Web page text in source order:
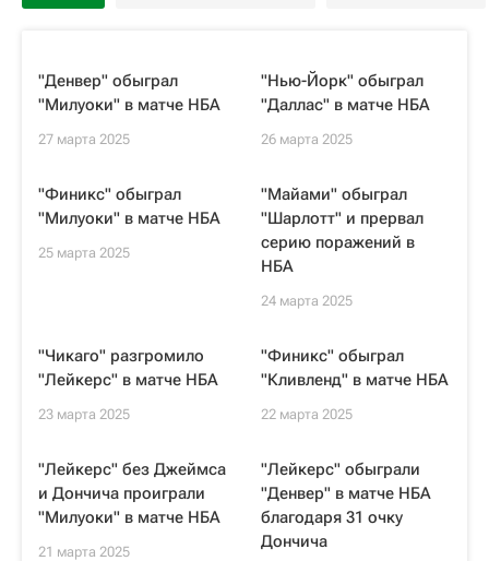
"Денвер" обыграл
"Милуоки" в матче НБА
27 марта 2025
"Нью-Йорк" обыграл
"Даллас" в матче НБА
26 марта 2025
"Финикс" обыграл
"Милуоки" в матче НБА
25 марта 2025
"Майами" обыграл
"Шарлотт" и прервал
серию поражений в
НБА
24 марта 2025
"Чикаго" разгромило
"Лейкерс" в матче НБА
23 марта 2025
"Финикс" обыграл
"Кливленд" в матче НБА
22 марта 2025
"Лейкерс" без Джеймса
и Дончича проиграли
"Милуоки" в матче НБА
21 марта 2025
"Лейкерс" обыграли
"Денвер" в матче НБА
благодаря 31 очку
Дончича